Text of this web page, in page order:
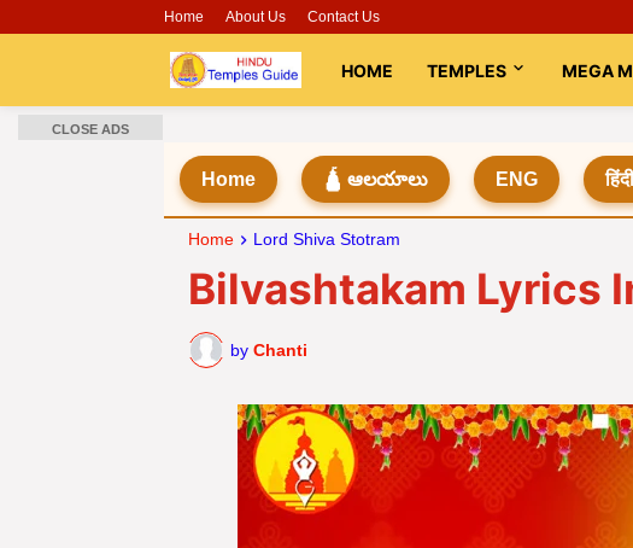
Home About Us Contact Us
HOME TEMPLES MEGA
Home 🛕 ఆలయాలు ENG हिंदी
Home Lord Shiva Stotram
Bilvashtakam Lyrics
by Chanti
CLOSE ADS